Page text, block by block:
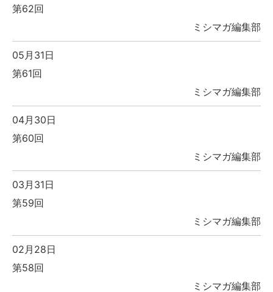
第62回
ミシマガ編集部
05月31日
第61回
ミシマガ編集部
04月30日
第60回
ミシマガ編集部
03月31日
第59回
ミシマガ編集部
02月28日
第58回
ミシマガ編集部